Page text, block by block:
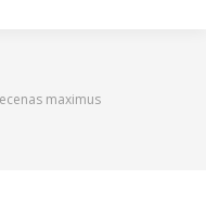
maximus